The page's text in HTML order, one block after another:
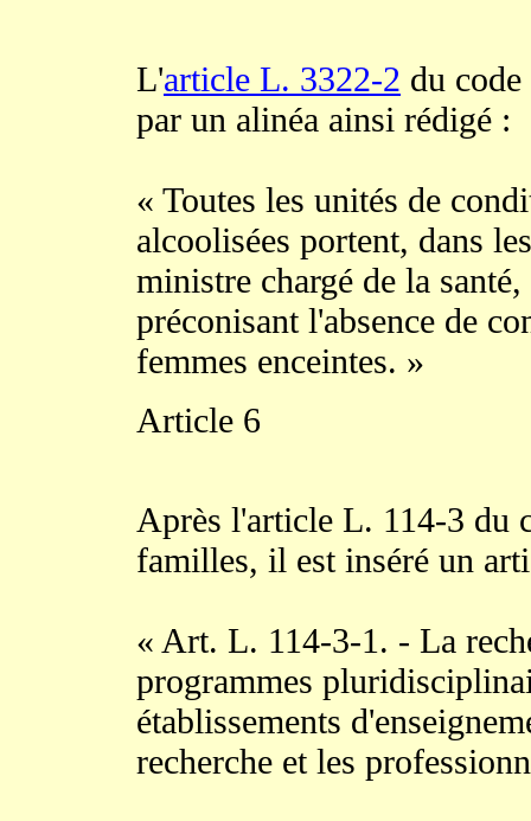
L'article L. 3322-2 du
par un alinéa ainsi rédigé :
« Toutes les unités de
alcoolisées portent, dans
ministre chargé de la
préconisant l'absence de
femmes enceintes. »
Article 6
Après l'article L. 114-3 du
familles, il est inséré un
« Art. L. 114-3-1. - La
programmes
établissements
recherche et les